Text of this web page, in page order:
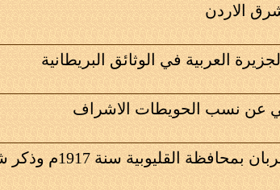
الاردن
العربية في الوثائق البريطانية
عن نسب الحويطات الاشراف
القليوبية سنة 1917م وذكر شيوخ الحويطات